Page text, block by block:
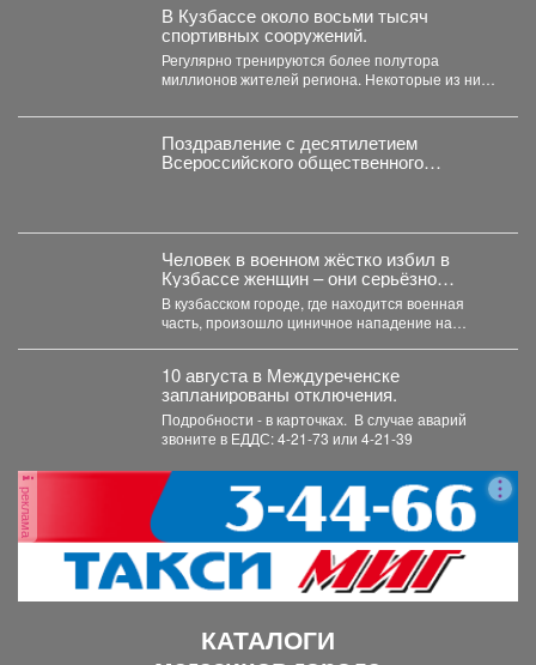
В Кузбассе около восьми тысяч
спортивных сооружений.
Регулярно тренируются более полутора
миллионов жителей региона. Некоторые из них
Поздравление с десятилетием
Всероссийского общественного
Человек в военном жёстко избил в
Кузбассе женщин – они серьёзно
ранены, такса погибла
В кузбасском городе, где находится военная
часть, произошло циничное нападение на
10 августа в Междуреченске
запланированы отключения.
Подробности - в карточках. ️ В случае аварий
звоните в ЕДДС: 4-21-73 или 4-21-39
реклама
КАТАЛОГИ